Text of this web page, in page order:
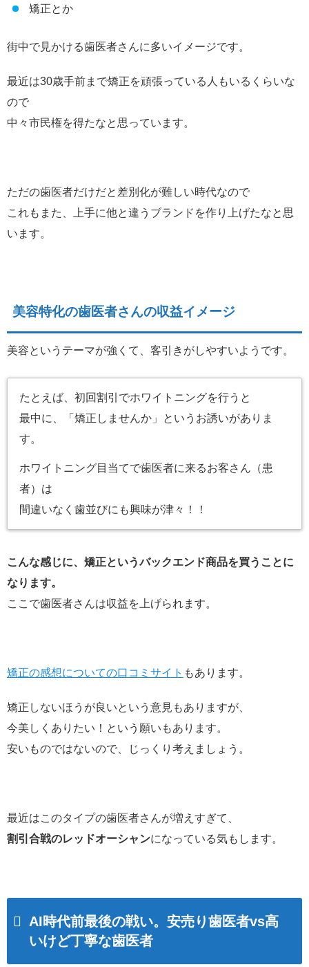
矯正とか
街中で見かける歯医者さんに多いイメージです。
最近は30歳手前まで矯正を頑張っている人もいるくらいな
ので
中々市民権を得たなと思っています。
ただの歯医者だけだと差別化が難しい時代なので
これもまた、上手に他と違うブランドを作り上げたなと思
います。
美容特化の歯医者さんの収益イメージ
美容というテーマが強くて、客引きがしやすいようです。
たとえば、初回割引でホワイトニングを行うと
最中に、「矯正しませんか」というお誘いがありま
す。
ホワイトニング目当てで歯医者に来るお客さん（患
者）は
間違いなく歯並びにも興味が津々！！
こんな感じに、矯正というバックエンド商品を買うことに
なります。
ここで歯医者さんは収益を上げられます。
矯正の感想についての口コミサイト もあります。
矯正しないほうが良いという意見もありますが、
今美しくありたい！という願いもあります。
安いものではないので、じっくり考えましょう。
最近はこのタイプの歯医者さんが増えすぎて、
割引合戦のレッドオーシャンになっている気もします。
AI時代前最後の戦い。安売り歯医者vs高
いけど丁寧な歯医者